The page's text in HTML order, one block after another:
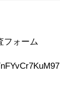
フォーム